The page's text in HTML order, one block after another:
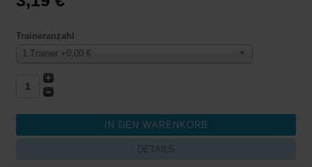
Traineranzahl
1 Trainer +0,00 €
DETAILS